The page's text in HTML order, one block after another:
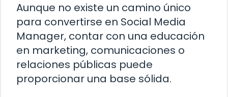
Aunque no existe un camino único
para convertirse en Social Media
Manager, contar con una educación
en marketing, comunicaciones o
relaciones públicas puede
proporcionar una base sólida.